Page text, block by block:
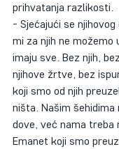
prihvatanja razlikosti.
- Sjećajući se
mi za njih ne možemo
imaju sve. Bez njih,
njihove žrtve, bez
koji smo od njih
ništa. Našim šehidima
dove, već nama treba
Emanet koji smo